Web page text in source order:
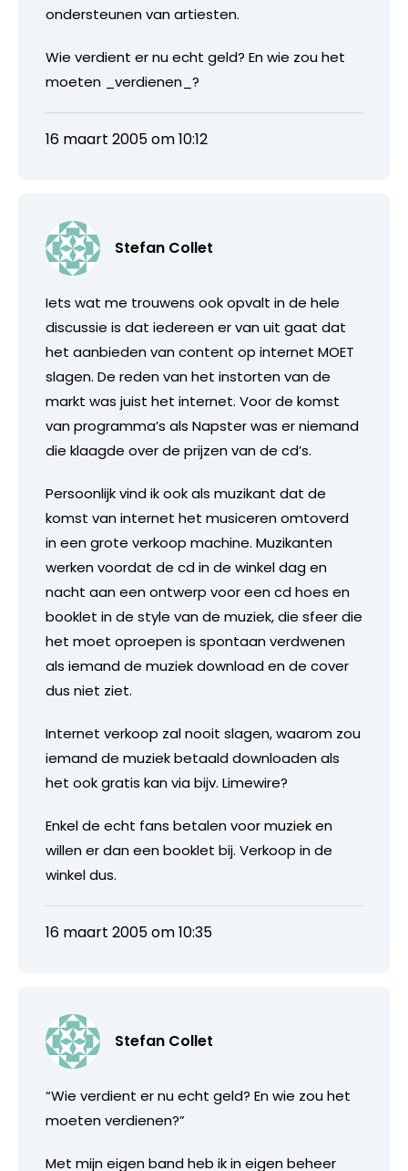
ondersteunen van artiesten.
Wie verdient er nu echt geld? En wie zou het
moeten _verdienen_?
16 maart 2005 om 10:12
Stefan Collet
Iets wat me trouwens ook opvalt in de hele
discussie is dat iedereen er van uit gaat dat
het aanbieden van content op internet MOET
slagen. De reden van het instorten van de
markt was juist het internet. Voor de komst
van programma’s als Napster was er niemand
die klaagde over de prijzen van de cd’s.
Persoonlijk vind ik ook als muzikant dat de
komst van internet het musiceren omtoverd
in een grote verkoop machine. Muzikanten
werken voordat de cd in de winkel dag en
nacht aan een ontwerp voor een cd hoes en
booklet in de style van de muziek, die sfeer die
het moet oproepen is spontaan verdwenen
als iemand de muziek download en de cover
dus niet ziet.
Internet verkoop zal nooit slagen, waarom zou
iemand de muziek betaald downloaden als
het ook gratis kan via bijv. Limewire?
Enkel de echt fans betalen voor muziek en
willen er dan een booklet bij. Verkoop in de
winkel dus.
16 maart 2005 om 10:35
Stefan Collet
“Wie verdient er nu echt geld? En wie zou het
moeten verdienen?”
Met mijn eigen band heb ik in eigen beheer